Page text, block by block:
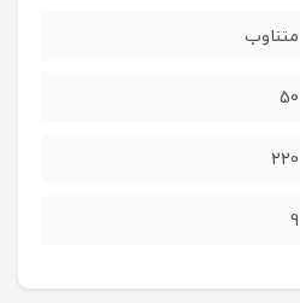
متناوب
50
220
9